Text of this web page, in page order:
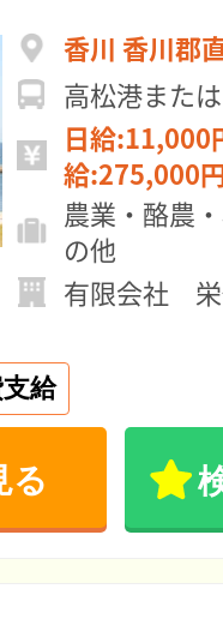
香川 香川郡
高松港また
日給:11,000
給:275,000
農業・酪農
の他
有限会社
給
る